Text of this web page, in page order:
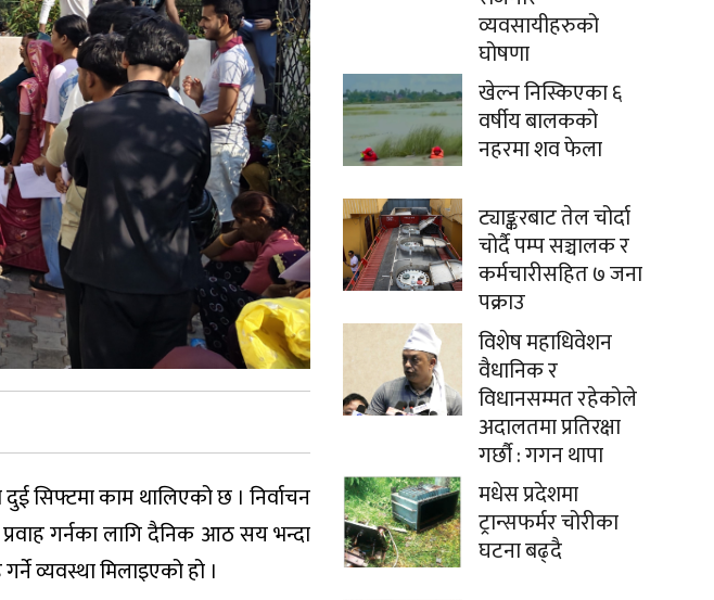
सिफ्टमा काम थालिएको छ । निर्वाचन
गर्नका लागि दैनिक आठ सय भन्दा
व्यवस्था मिलाइएको हो ।
व्यवसायीहरुको
घोषणा
खेल्न निस्किएका ६
वर्षीय बालकको
नहरमा शव फेला
ट्याङ्करबाट तेल चोर्दा
चोर्दै पम्प सञ्चालक र
कर्मचारीसहित ७ जना
पक्राउ
विशेष महाधिवेशन
वैधानिक र
विधानसम्मत रहेकोले
अदालतमा प्रतिरक्षा
गर्छौ : गगन थापा
मधेस प्रदेशमा
ट्रान्सफर्मर चोरीका
घटना बढ्दै